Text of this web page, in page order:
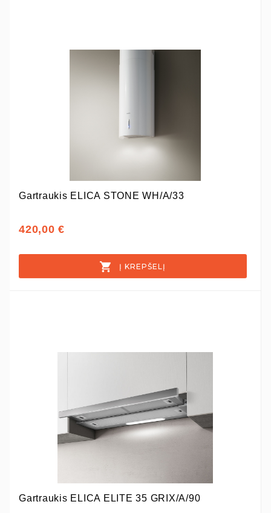
Gartraukis ELICA STONE WH/A/33
420,00 €
Į KREPŠELĮ
Gartraukis ELICA ELITE 35 GRIX/A/90